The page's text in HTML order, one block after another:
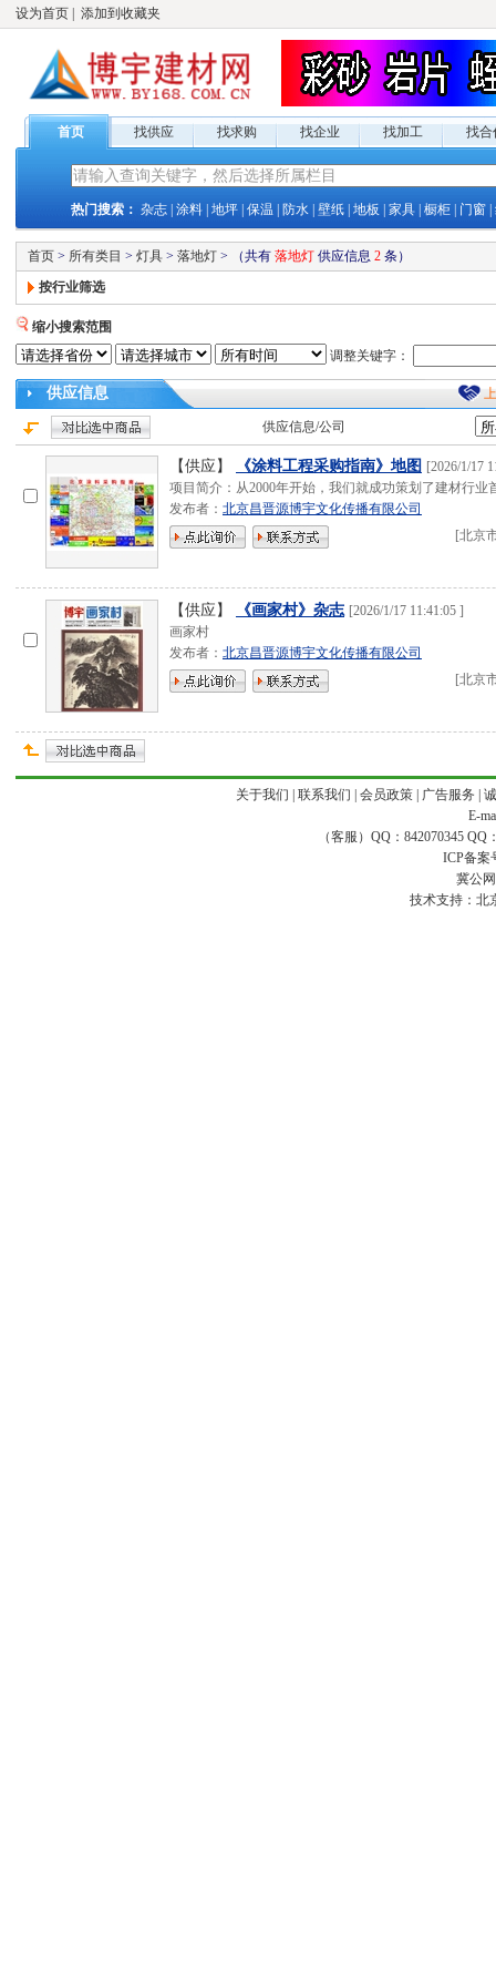
设为首页 添加到收藏夹
首页 找供应 找求购 找企业 找加工 找合
热门搜索： 杂志 涂料 地坪 保温 防水 壁纸 地板 家具 橱柜 门窗
首页 > 所有类目 > 灯具 > 落地灯 > （共有 落地灯 供应信息 2 条）
按行业筛选
缩小搜索范围
调整关键字：
供应信息
供应信息/公司
【供应】 《涂料工程采购指南》地图 [2026/1/17
项目简介：从2000年开始，我们就成功策划了建材行业
发布者： 北京昌晋源博宇文化传播有限公司
[北京
【供应】 《画家村》杂志 [2026/1/17 11:41:05 ]
画家村
发布者： 北京昌晋源博宇文化传播有限公司
[北京
关于我们 联系我们 会员政策| 广告服务
E-
（客服）QQ：842070345 QQ
ICP备案
冀公
技术支持： 北